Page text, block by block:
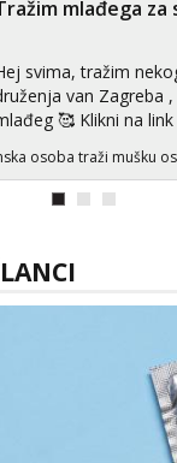
mojoj raznolikoj
mlađega za
svima, tražim
van Zagreba
🥰 Klikni na link ispod i nadji me
osoba traži mušku